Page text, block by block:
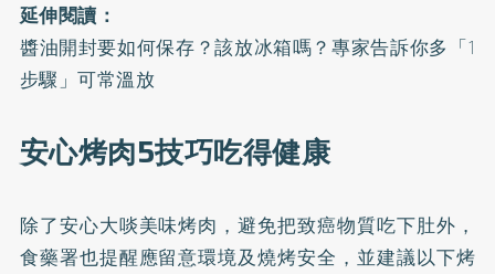
延伸閱讀：
醬油開封要如何保存？該放冰箱嗎？專家告訴你多「1
步驟」可常溫放
安心烤肉5技巧吃得健康
除了安心大啖美味烤肉，避免把致癌物質吃下肚外，
食藥署也提醒應留意環境及燒烤安全，並建議以下烤